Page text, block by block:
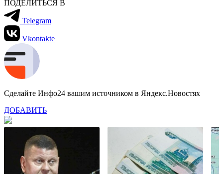
ПОДЕЛИТЬСЯ В
Telegram
Vkontakte
Сделайте Инфо24 вашим источником в Яндекс.Новостях
ДОБАВИТЬ